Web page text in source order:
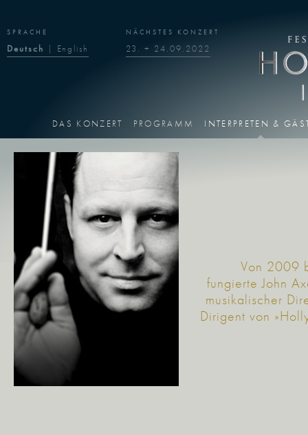
SPRACHE
Deutsch | English
NÄCHSTES KONZERT
23. + 24.09.2022
DAS KONZERT PROGRAMM INTERPRETEN &
Von 2009
fungierte John
musikalischer
Dirigent von